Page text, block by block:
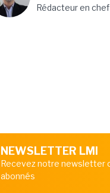
Rédacteur en
NEWSLETTER LMI
Recevez notre newsletter
abonnés